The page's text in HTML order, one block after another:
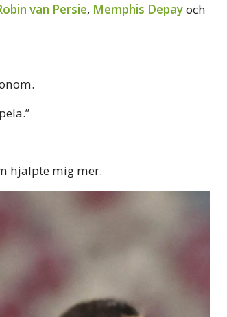
van Persie, Memphis Depayoch
hjälpte mig mer.